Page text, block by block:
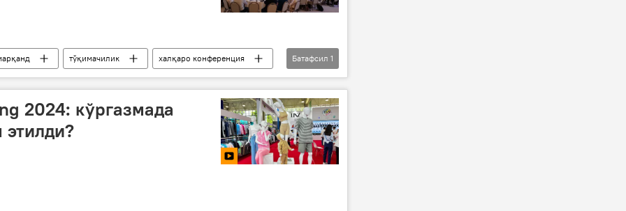
тўқимачилик халқаро конференция Батафсил 1
2024: кўргазмада